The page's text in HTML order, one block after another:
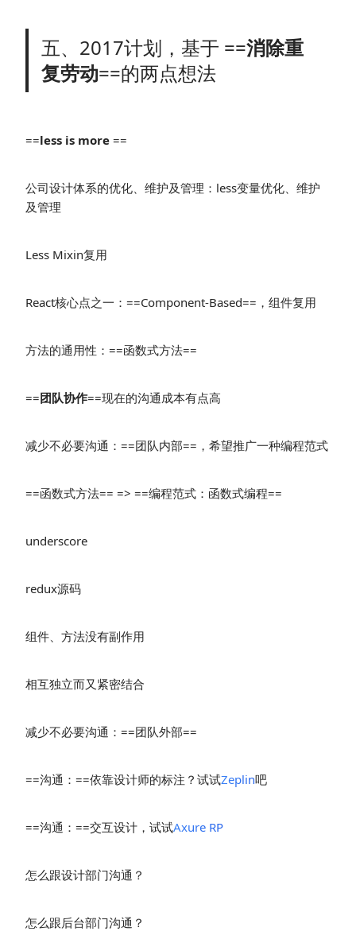
五、2017计划，基于 ==消除重
复劳动==的两点想法
==less is more ==
公司设计体系的优化、维护及管理：less变量优化、维护
及管理
Less Mixin复用
React核心点之一：==Component-Based==，组件复用
方法的通用性：==函数式方法==
==团队协作==现在的沟通成本有点高
减少不必要沟通：==团队内部==，希望推广一种编程范式
==函数式方法== => ==编程范式：函数式编程==
underscore
redux源码
组件、方法没有副作用
相互独立而又紧密结合
减少不必要沟通：==团队外部==
==沟通：==依靠设计师的标注？试试Zeplin吧
==沟通：==交互设计，试试Axure RP
怎么跟设计部门沟通？
怎么跟后台部门沟通？